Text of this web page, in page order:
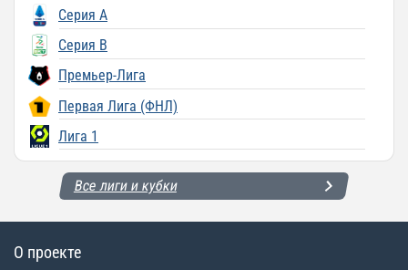
Серия A
Серия B
Премьер-Лига
Первая Лига (ФНЛ)
Лига 1
Все лиги и кубки
О проекте